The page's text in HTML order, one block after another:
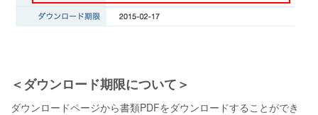
＜ダウンロード期限について＞
ダウンロードページから書類PDFをダウンロードすることができ